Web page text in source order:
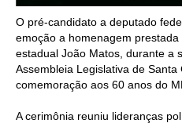
O pré-candidato a deputado
emoção a homenagem
estadual João Matos, durante a
Assembleia Legislativa de Santa
comemoração aos 60 anos do
A cerimônia reuniu lideranças